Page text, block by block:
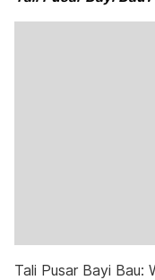
Tali Pusar Bayi Bau: